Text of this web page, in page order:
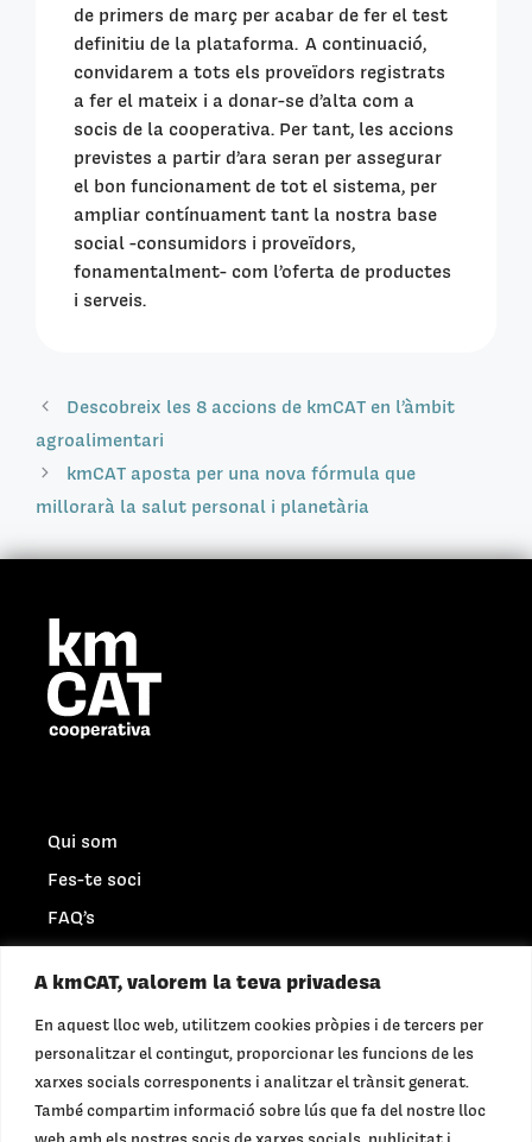
A kmCAT, valorem la teva privadesa
En aquest lloc web, utilitzem cookies pròpies i de tercers per
personalitzar el contingut, proporcionar les funcions de les
xarxes socials corresponents i analitzar el trànsit generat.
També compartim informació sobre lús que fa del nostre lloc
de primers de març per acabar de fer el test
definitiu de la plataforma. A continuació,
convidarem a tots els proveïdors registrats
a fer el mateix i a donar-se d’alta com a
socis de la cooperativa. Per tant, les accions
previstes a partir d’ara seran per assegurar
el bon funcionament de tot el sistema, per
ampliar contínuament tant la nostra base
social -consumidors i proveïdors,
fonamentalment- com l’oferta de productes
i serveis.
Descobreix les 8 accions de kmCAT en l’àmbit
agroalimentari
kmCAT aposta per una nova fórmula que
millorarà la salut personal i planetària
Qui som
Fes-te soci
FAQ’s
Mercat Obert
Privacitat
Legal